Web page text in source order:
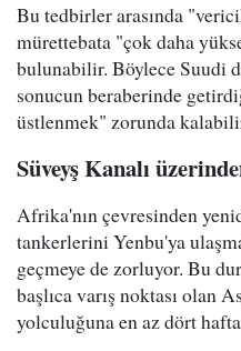
Bu tedbirler arasında
mürettebata "çok daha
bulunabilir. Böylece Suudi
sonucun beraberinde
üstlenmek" zorunda
Süveyş Kanalı
Afrika'nın çevresinden
tankerlerini Yenbu'ya
geçmeye de zorluyor. Bu
başlıca varış noktası olan
yolculuğuna en az dört